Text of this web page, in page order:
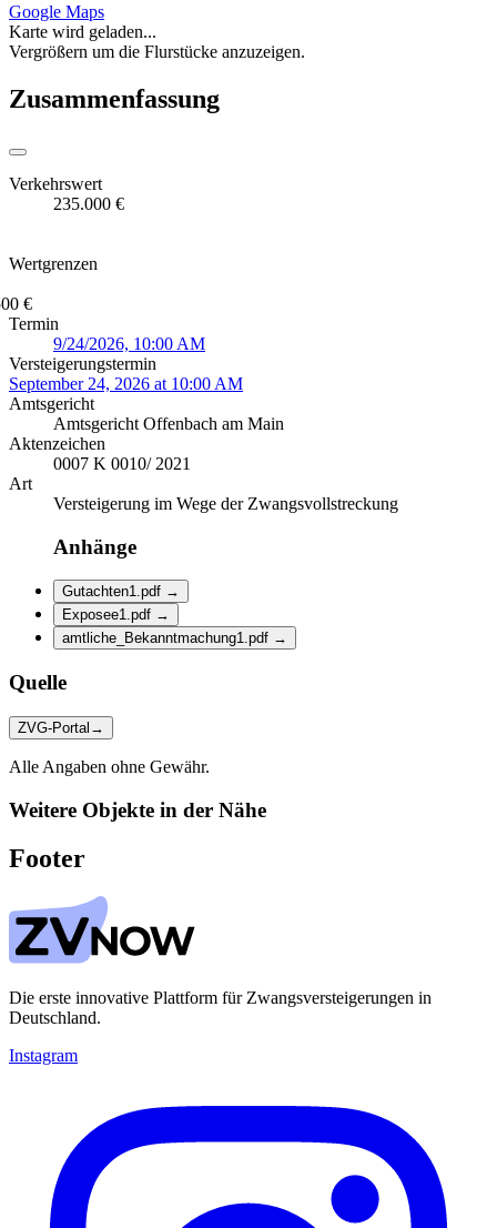
Google Maps
Karte wird geladen...
Vergrößern um die Flurstücke anzuzeigen.
Zusammenfassung
Verkehrswert
235.000 €
Wertgrenzen
€
Termin
9/24/2026, 10:00 AM
Versteigerungstermin
September 24, 2026 at 10:00 AM
Amtsgericht
Amtsgericht Offenbach am Main
Aktenzeichen
0007 K 0010/ 2021
Art
Versteigerung im Wege der Zwangsvollstreckung
Anhänge
Gutachten1.pdf →
Exposee1.pdf →
amtliche_Bekanntmachung1.pdf →
Quelle
ZVG-Portal →
Alle Angaben ohne Gewähr.
Weitere Objekte in der Nähe
Footer
Die erste innovative Plattform für Zwangsversteigerungen in
Deutschland.
Instagram